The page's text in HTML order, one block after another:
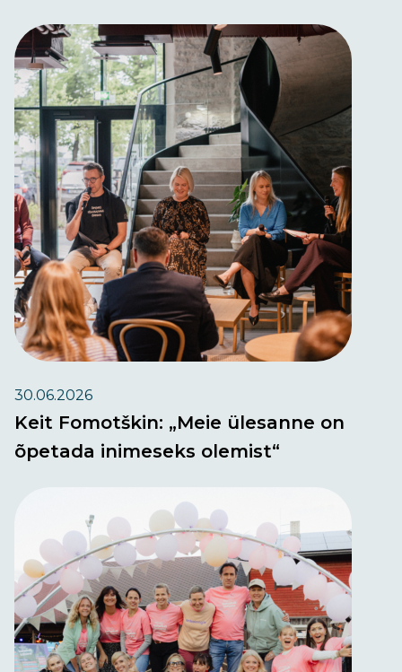
30.06.2026
Keit Fomotškin: „Meie ülesanne on
õpetada inimeseks olemist“